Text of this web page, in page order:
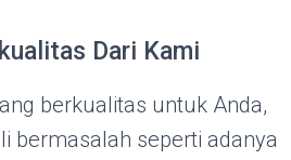
Dari Kami
berkualitas untuk Anda,
bermasalah seperti adanya